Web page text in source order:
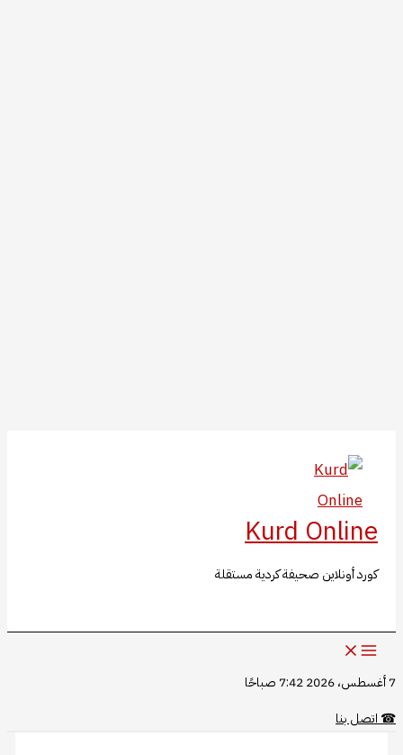
المحتوى
Kurd Online
كورد أونلاين صحيفة كردية مستقلة
7 أغسطس، 2026 7:42 صباحًا
☎اتصل بنا